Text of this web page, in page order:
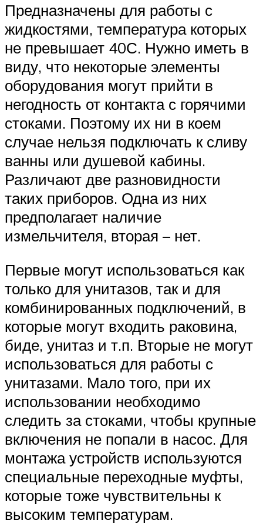
Предназначены для работы с
жидкостями, температура которых
не превышает 40С. Нужно иметь в
виду, что некоторые элементы
оборудования могут прийти в
негодность от контакта с горячими
стоками. Поэтому их ни в коем
случае нельзя подключать к сливу
ванны или душевой кабины.
Различают две разновидности
таких приборов. Одна из них
предполагает наличие
измельчителя, вторая – нет.
Первые могут использоваться как
только для унитазов, так и для
комбинированных подключений, в
которые могут входить раковина,
биде, унитаз и т.п. Вторые не могут
использоваться для работы с
унитазами. Мало того, при их
использовании необходимо
следить за стоками, чтобы крупные
включения не попали в насос. Для
монтажа устройств используются
специальные переходные муфты,
которые тоже чувствительны к
высоким температурам.